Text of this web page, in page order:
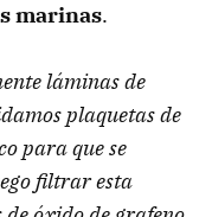
marinas.
láminas de
plaquetas de
para que se
filtrar esta